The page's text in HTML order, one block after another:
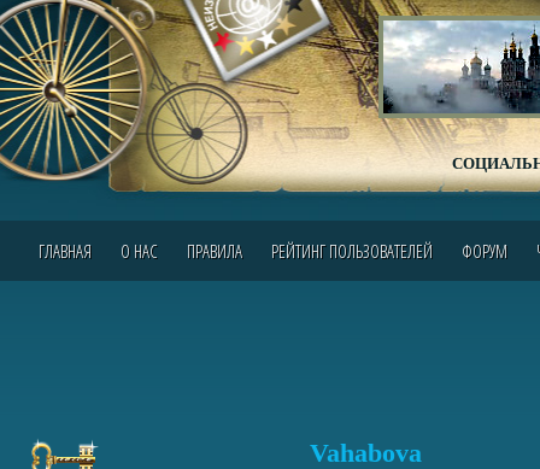
ГЛАВНАЯ О НАС ПРАВИЛА РЕЙТИНГ ПОЛЬЗОВАТЕЛЕЙ ФОРУМ
Vahabova